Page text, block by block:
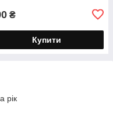
₴
Купити
рік